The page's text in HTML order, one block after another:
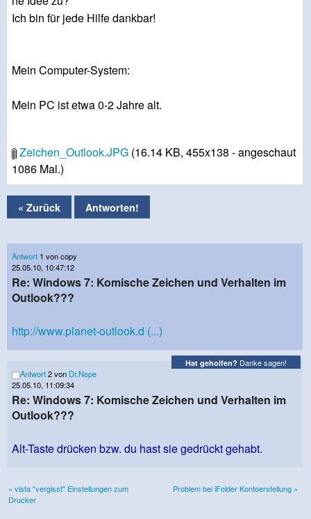
Ich bin für jede Hilfe dankbar!
Mein Computer-System:
Mein PC ist etwa 0-2 Jahre alt.
Zeichen_Outlook.JPG (16.14 KB, 455x138 - angeschaut
1086 Mal.)
« Zurück Antworten!
Antwort 1 von copy
25.05.10, 10:47:12
Re: Windows 7: Komische Zeichen und Verhalten im
Outlook???
http://www.planet-outlook.d (...)
Hat geholfen? Danke sagen!
Antwort2 von Dr.Nope
25.05.10, 11:09:34
Re: Windows 7: Komische Zeichen und Verhalten im
Outlook???
Alt-Taste drücken bzw. du hast sie gedrückt gehabt.
« vista "vergisst" Einstellungen zum
Drucker
Problem bei iFolder Kontoerstellung »